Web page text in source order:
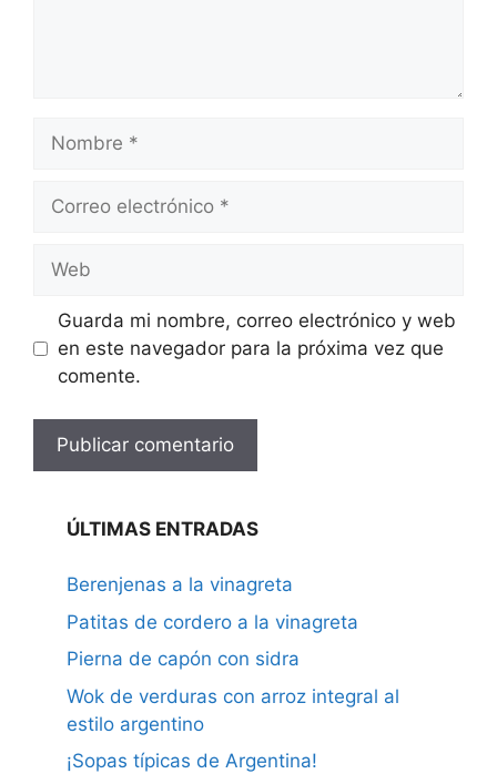
Nombre
Correo
Web
Guarda mi nombre, correo electrónico y web
en este navegador para la próxima vez que
comente.
ÚLTIMAS ENTRADAS
Berenjenas a la vinagreta
Patitas de cordero a la vinagreta
Pierna de capón con sidra
Wok de verduras con arroz integral al
estilo argentino
¡Sopas típicas de Argentina!